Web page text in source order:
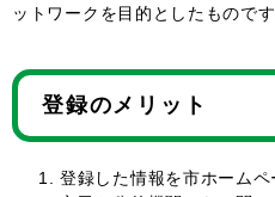
ットワークを目的としたものです
登録のメリット
登録した情報を市ホームペ